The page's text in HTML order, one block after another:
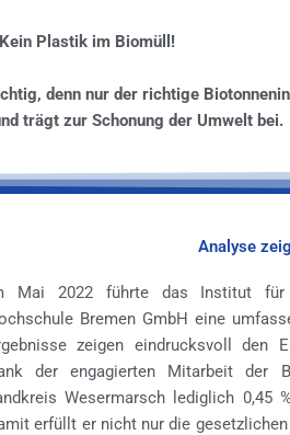
Kein Plastik im Biomüll!
denn nur der richtige
trägt zur Schonung der Umwelt bei.
Analyse
Mai 2022 führte das Institut für
Bremen GmbH eine
zeigen eindrucksvoll den
der engagierten Mitarbeit der
Wesermarsch lediglich 0,45
erfüllt er nicht nur die